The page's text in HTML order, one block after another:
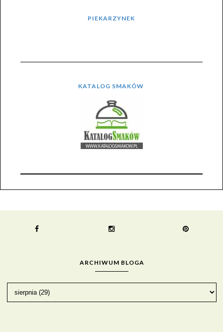
PIEKARZYNEK
KATALOG SMAKÓW
ARCHIWUM BLOGA